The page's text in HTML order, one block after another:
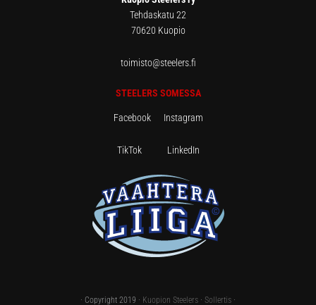
Tehdaskatu 22
70620 Kuopio
toimisto@steelers.fi
STEELERS SOMESSA
Facebook Instagram
TikTok LinkedIn
· Copyright 2019 · Kuopion Steelers · Sollertis ·